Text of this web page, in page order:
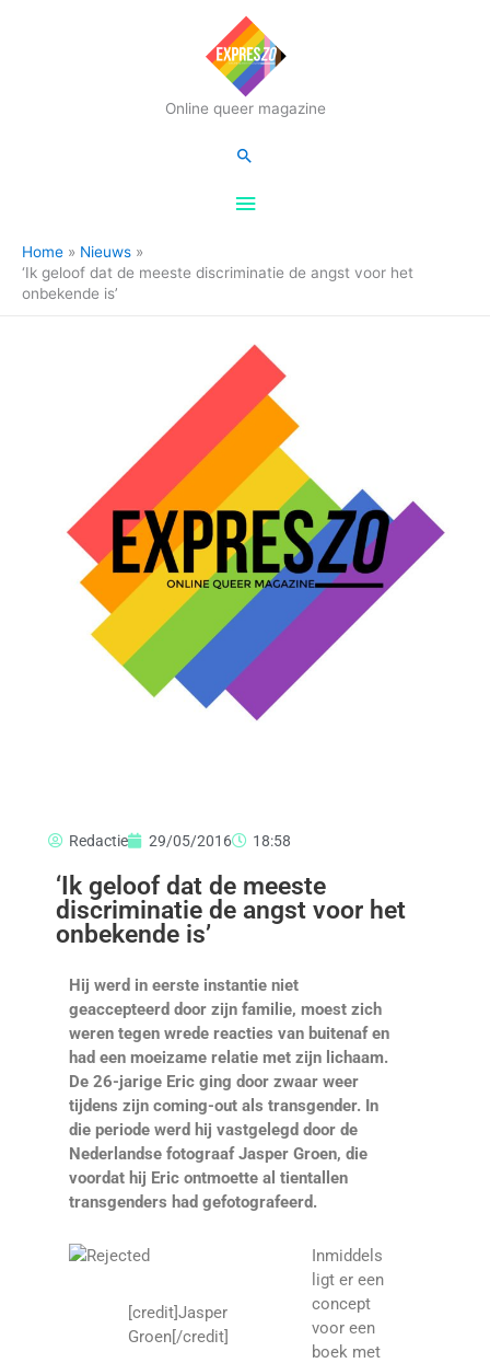
Online queer magazine
Hoofdmenu
Zoeken
Home
Nieuws
‘Ik geloof dat de meeste discriminatie de angst voor het
onbekende is’
Redactie 29/05/2016 18:58
‘Ik geloof dat de meeste
discriminatie de angst voor het
onbekende is’
Hij werd in eerste instantie niet
geaccepteerd door zijn familie, moest zich
weren tegen wrede reacties van buitenaf en
had een moeizame relatie met zijn lichaam.
De 26-jarige Eric ging door zwaar weer
tijdens zijn coming-out als transgender. In
die periode werd hij vastgelegd door de
Nederlandse fotograaf Jasper Groen, die
voordat hij Eric ontmoette al tientallen
transgenders had gefotografeerd.
[credit]Jasper
Groen[/credit]
Inmiddels
ligt er een
concept
voor een
boek met